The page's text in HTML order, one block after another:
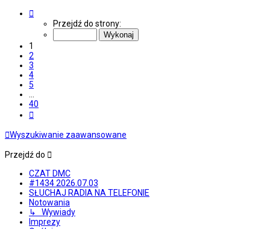
Przejdź do strony:
1
2
3
4
5
40
Wyszukiwanie zaawansowane
Przejdź do
CZAT DMC
#1434 2026.07.03
SŁUCHAJ RADIA NA TELEFONIE
Notowania
↳ Wywiady
Imprezy